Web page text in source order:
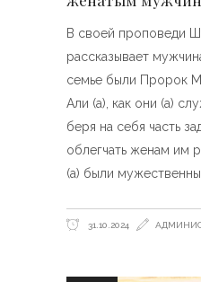
В своей проповеди
рассказывает
семье были Пророк
Али (а), как они (а)
беря на себя часть
облегчать женам им
(а) были
31.10.2024